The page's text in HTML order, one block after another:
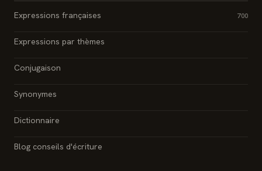
Expressions françaises 700
Expressions par thèmes
Conjugaison
Synonymes
Dictionnaire
Blog conseils d'écriture